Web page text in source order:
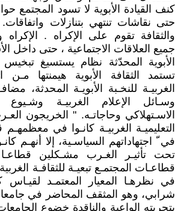
كنف القيادة الأبوية لا تسود المجتمع
حتى نقاشات تنتهي بتنازلات واتفاقات.
والثقافة تقوم على الإكراه . الإكراه
جميع العلاقات الاجتماعية ، حتى داخل
الأبوية المحدّثة نظام يستسيغ
تستمد الثقافة الأبوية هيمنتها مـن
الغربيـة للنخـبة الأبويـة المحدثة،
وسـائل الإعلام الغربيـة وشـيوع
الاسـتهلاكي وحاجاتـه. " الخريجون
التعليميـة الغربيـة كانـوا في
في ّ اجتهاداتهم السياسـية، إلا أنهـم
تحت تأثيـر الغـرب مشـكلين
قطاعـات المجتمـع تبعيـة للثقافـة
في نظرهـا المعيار المعتمـد
شرابي، وهو المثقف المحاضر في
بتجربته الواعية والناقدة خضوع